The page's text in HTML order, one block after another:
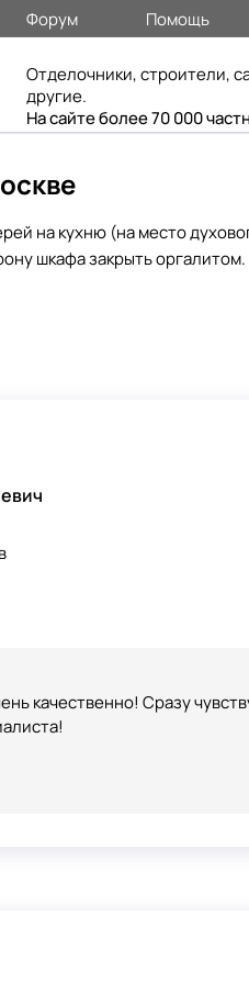
Форум Помощь
Отделочники, строители,
другие.
На сайте более 70 000
на кухню (на место
шкафа закрыть
качественно! Сразу